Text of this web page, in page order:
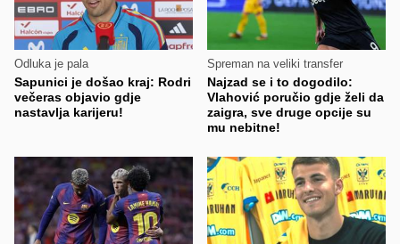
Odluka je pala
Sapunici je došao kraj: Rodri
večeras objavio gdje
nastavlja karijeru!
Spreman na veliki transfer
Najzad se i to dogodilo:
Vlahović poručio gdje želi da
zaigra, sve druge opcije su
mu nebitne!